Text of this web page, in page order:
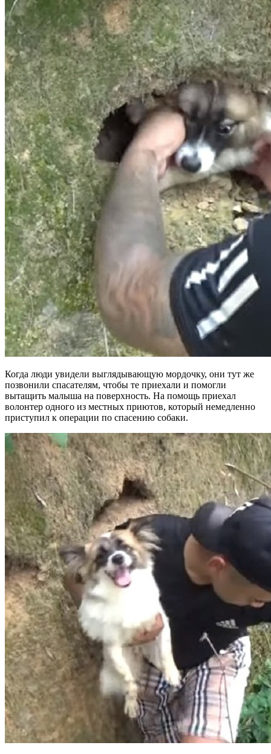
Когда люди увидели выглядывающую мордочку, они тут же
позвонили спасателям, чтобы те приехали и помогли
вытащить малыша на поверхность. На помощь приехал
волонтер одного из местных приютов, который немедленно
приступил к операции по спасению собаки.